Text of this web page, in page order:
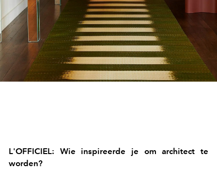
L'OFFICIEL: Wie inspireerde je om architect te
worden?